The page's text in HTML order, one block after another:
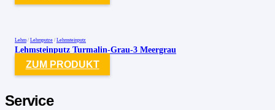
Lehm / Lehmputze / Lehmsteinputz
Lehmsteinputz Turmalin-Grau-3 Meergrau
ZUM PRODUKT
Service